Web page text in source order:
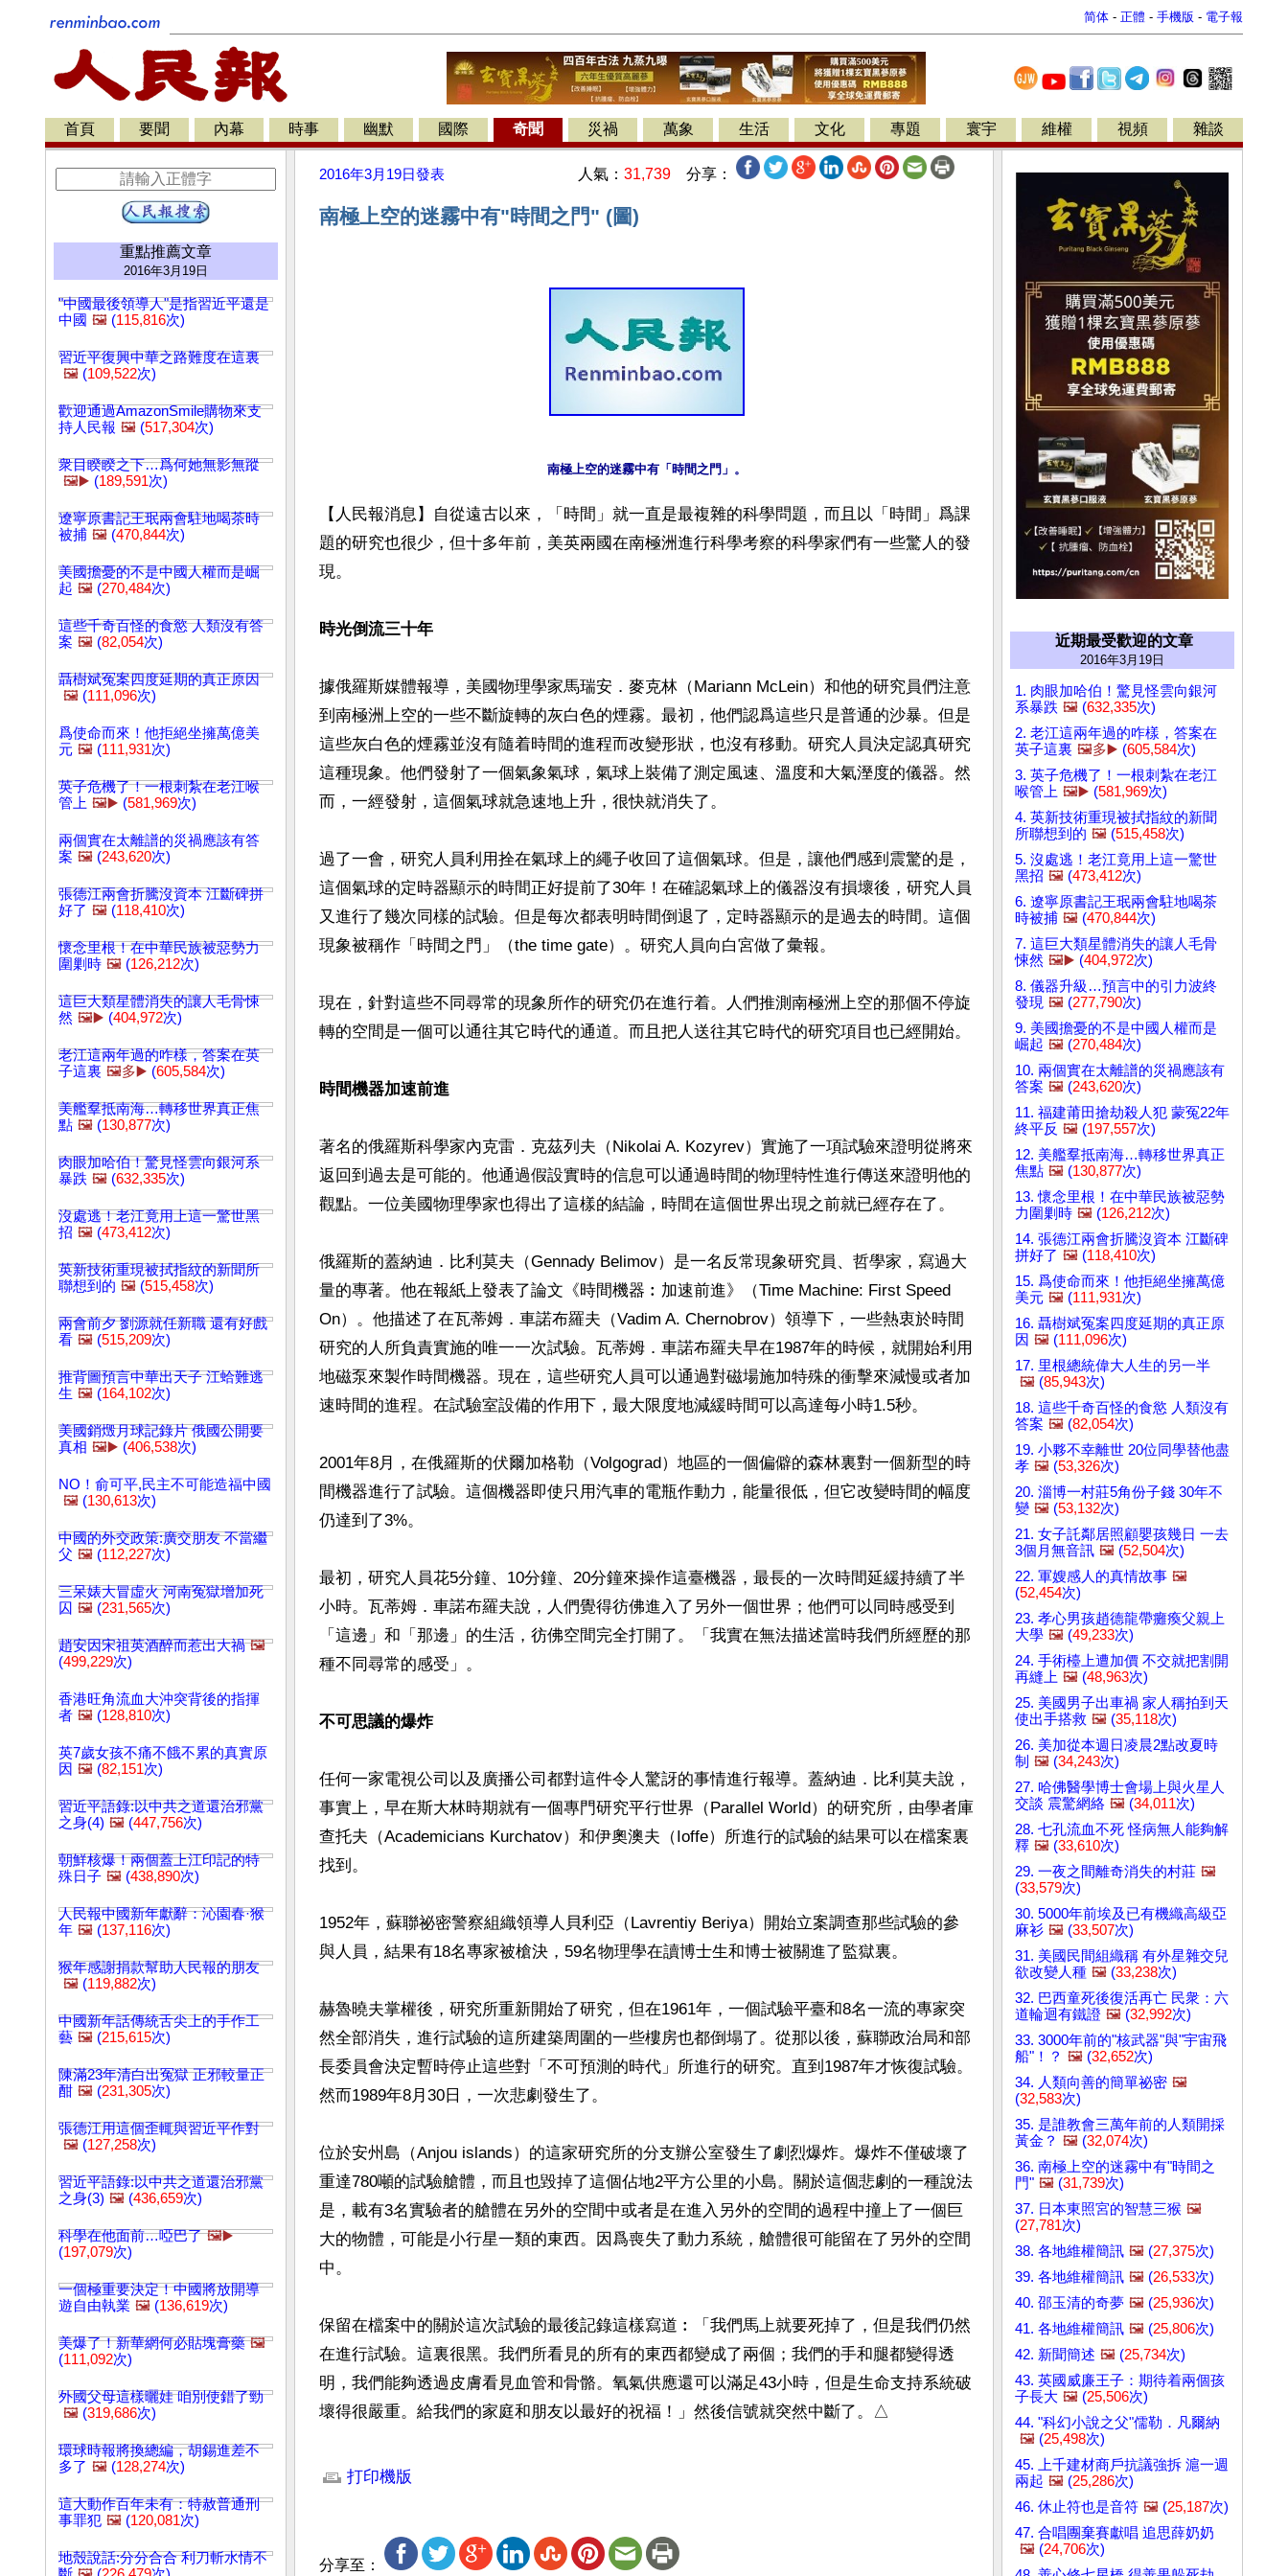
简体 - 正體 - 手機版 - 電子報
首頁 要聞 內幕 時事 幽默 國際 奇聞 災禍 萬象 生活 文化 專題 寰宇 維權 視頻 雜談
重點推薦文章
2016年3月19日
"中國最後領導人"是指習近平還是
中國 🖼️ (115,816次)
習近平復興中華之路難度在這裏
🖼️ (109,522次)
歡迎通過AmazonSmile購物來支
持人民報 🖼️ (517,304次)
衆目睽睽之下…爲何她無影無蹤
🖼️▶️ (189,591次)
遼寧原書記王珉兩會駐地喝茶時
被捕 🖼️ (470,844次)
美國擔憂的不是中國人權而是崛
起 🖼️ (270,484次)
這些千奇百怪的食慾 人類沒有答
案 🖼️ (82,054次)
聶樹斌冤案四度延期的真正原因
🖼️ (111,096次)
爲使命而來！他拒絕坐擁萬億美
元 🖼️ (111,931次)
英子危機了！一根刺紮在老江喉
管上 🖼️▶️ (581,969次)
兩個實在太離譜的災禍應該有答
案 🖼️ (243,620次)
張德江兩會折騰沒資本 江斷碑拼
好了 🖼️ (118,410次)
懷念里根！在中華民族被惡勢力
圍剿時 🖼️ (126,212次)
這巨大類星體消失的讓人毛骨悚
然 🖼️▶️ (404,972次)
老江這兩年過的咋樣，答案在英
子這裏 🖼️多▶️ (605,584次)
美艦羣抵南海…轉移世界真正焦
點 🖼️ (130,877次)
肉眼加哈伯！驚見怪雲向銀河系
暴跌 🖼️ (632,335次)
沒處逃！老江竟用上這一驚世黑
招 🖼️ (473,412次)
英新技術重現被拭指紋的新聞所
聯想到的 🖼️ (515,458次)
兩會前夕 劉源就任新職 還有好戲
看 🖼️ (515,209次)
推背圖預言中華出天子 江蛤難逃
生 🖼️ (164,102次)
美國銷燬月球記錄片 俄國公開要
真相 🖼️▶️ (406,538次)
NO！俞可平,民主不可能造福中國
🖼️ (130,613次)
中國的外交政策:廣交朋友 不當繼
父 🖼️ (112,227次)
三呆婊大冒虛火 河南冤獄增加死
囚 🖼️ (231,565次)
趙安因宋祖英酒醉而惹出大禍 🖼️
(499,229次)
香港旺角流血大沖突背後的指揮
者 🖼️ (128,810次)
英7歲女孩不痛不餓不累的真實原
因 🖼️ (82,151次)
習近平語錄:以中共之道還治邪黨
之身(4) 🖼️ (447,756次)
朝鮮核爆！兩個蓋上江印記的特
殊日子 🖼️ (438,890次)
人民報中國新年獻辭：沁園春·猴
年 🖼️ (137,116次)
猴年感謝捐款幫助人民報的朋友
🖼️ (119,882次)
中國新年話傳統舌尖上的手作工
藝 🖼️ (215,615次)
陳滿23年清白出冤獄 正邪較量正
酣 🖼️ (231,305次)
張德江用這個歪輒與習近平作對
🖼️ (127,258次)
習近平語錄:以中共之道還治邪黨
之身(3) 🖼️ (436,659次)
科學在他面前…啞巴了 🖼️▶️
(197,079次)
一個極重要決定！中國將放開導
遊自由執業 🖼️ (136,619次)
美爆了！新華網何必貼塊膏藥 🖼️
(111,092次)
外國父母這樣曬娃 咱別使錯了勁
🖼️ (319,686次)
環球時報將換總編，胡錫進差不
多了 🖼️ (128,274次)
這大動作百年未有：特赦普通刑
事罪犯 🖼️ (120,081次)
地殼說話:分分合合 利刀斬水情不
2016年3月19日發表 人氣： 31,739 分享：
南極上空的迷霧中有"時間之門" (圖)
【人民報消息】自從遠古以來，「時間」就一直是最複雜的科學問題，而且以「時間」爲課
題的研究也很少，但十多年前，美英兩國在南極洲進行科學考察的科學家們有一些驚人的發
現。
時光倒流三十年
據俄羅斯媒體報導，美國物理學家馬瑞安．麥克林（Mariann McLein）和他的研究員們注意
到南極洲上空的一些不斷旋轉的灰白色的煙霧。最初，他們認爲這些只是普通的沙暴。但是
這些灰白色的煙霧並沒有隨着時間的進程而改變形狀，也沒有移動。研究人員決定認真研究
這種現象。他們發射了一個氣象氣球，氣球上裝備了測定風速、溫度和大氣溼度的儀器。然
而，一經發射，這個氣球就急速地上升，很快就消失了。
過了一會，研究人員利用拴在氣球上的繩子收回了這個氣球。但是，讓他們感到震驚的是，
這個氣球的定時器顯示的時間正好提前了30年！在確認氣球上的儀器沒有損壞後，研究人員
又進行了幾次同樣的試驗。但是每次都表明時間倒退了，定時器顯示的是過去的時間。這個
現象被稱作「時間之門」（the time gate）。研究人員向白宮做了彙報。
現在，針對這些不同尋常的現象所作的研究仍在進行着。人們推測南極洲上空的那個不停旋
轉的空間是一個可以通往其它時代的通道。而且把人送往其它時代的研究項目也已經開始。
時間機器加速前進
著名的俄羅斯科學家內克雷．克茲列夫（Nikolai A. Kozyrev）實施了一項試驗來證明從將來
返回到過去是可能的。他通過假設實時的信息可以通過時間的物理特性進行傳送來證明他的
觀點。一位美國物理學家也得出了這樣的結論，時間在這個世界出現之前就已經存在了。
俄羅斯的蓋納迪．比利莫夫（Gennady Belimov）是一名反常現象研究員、哲學家，寫過大
量的專著。他在報紙上發表了論文《時間機器︰加速前進》（Time Machine: First Speed
On）。他描述了在瓦蒂姆．車諾布羅夫（Vadim A. Chernobrov）領導下，一些熱衷於時間
研究的人所負責實施的唯一一次試驗。瓦蒂姆．車諾布羅夫早在1987年的時候，就開始利用
地磁泵來製作時間機器。現在，這些研究人員可以通過對磁場施加特殊的衝擊來減慢或者加
速時間的進程。在試驗室設備的作用下，最大限度地減緩時間可以高達每小時1.5秒。
2001年8月，在俄羅斯的伏爾加格勒（Volgograd）地區的一個偏僻的森林裏對一個新型的時
間機器進行了試驗。這個機器即使只用汽車的電瓶作動力，能量很低，但它改變時間的幅度
仍達到了3%。
最初，研究人員花5分鐘、10分鐘、20分鐘來操作這臺機器，最長的一次時間延緩持續了半
小時。瓦蒂姆．車諾布羅夫說，人們覺得彷佛進入了另外一個世界；他們可以同時感受到
「這邊」和「那邊」的生活，彷佛空間完全打開了。「我實在無法描述當時我們所經歷的那
種不同尋常的感受」。
不可思議的爆炸
任何一家電視公司以及廣播公司都對這件令人驚訝的事情進行報導。蓋納迪．比利莫夫說，
事實上，早在斯大林時期就有一個專門研究平行世界（Parallel World）的研究所，由學者庫
查托夫（Academicians Kurchatov）和伊奧澳夫（Ioffe）所進行的試驗的結果可以在檔案裏
找到。
1952年，蘇聯祕密警察組織領導人貝利亞（Lavrentiy Beriya）開始立案調查那些試驗的參
與人員，結果有18名專家被槍決，59名物理學在讀博士生和博士被關進了監獄裏。
赫魯曉夫掌權後，研究所重新開始了研究，但在1961年，一個試驗平臺和8名一流的專家突
然全部消失，進行試驗的這所建築周圍的一些樓房也都倒塌了。從那以後，蘇聯政治局和部
長委員會決定暫時停止這些對「不可預測的時代」所進行的研究。直到1987年才恢復試驗。
然而1989年8月30日，一次悲劇發生了。
位於安州島（Anjou islands）的這家研究所的分支辦公室發生了劇烈爆炸。爆炸不僅破壞了
重達780噸的試驗艙體，而且也毀掉了這個佔地2平方公里的小島。關於這個悲劇的一種說法
是，載有3名實驗者的艙體在另外的空間中或者是在進入另外的空間的過程中撞上了一個巨
大的物體，可能是小行星一類的東西。因爲喪失了動力系統，艙體很可能留在了另外的空間
中。
保留在檔案中的關於這次試驗的最後記錄這樣寫道︰「我們馬上就要死掉了，但是我們仍然
在進行試驗。這裏很黑。我們所看見的所有的東西都變成了兩個；我們的手和腿都變得透
明，我們能夠透過皮膚看見血管和骨骼。氧氣供應還可以滿足43小時，但是生命支持系統破
壞得很嚴重。給我們的家庭和朋友以最好的祝福！」然後信號就突然中斷了。△
打印機版
分享至：
近期最受歡迎的文章
2016年3月19日
1. 肉眼加哈伯！驚見怪雲向銀河
系暴跌 🖼️ (632,335次)
2. 老江這兩年過的咋樣，答案在
英子這裏 🖼️多▶️ (605,584次)
3. 英子危機了！一根刺紮在老江
喉管上 🖼️▶️ (581,969次)
4. 英新技術重現被拭指紋的新聞
所聯想到的 🖼️ (515,458次)
5. 沒處逃！老江竟用上這一驚世
黑招 🖼️ (473,412次)
6. 遼寧原書記王珉兩會駐地喝茶
時被捕 🖼️ (470,844次)
7. 這巨大類星體消失的讓人毛骨
悚然 🖼️▶️ (404,972次)
8. 儀器升級…預言中的引力波終
發現 🖼️ (277,790次)
9. 美國擔憂的不是中國人權而是
崛起 🖼️ (270,484次)
10. 兩個實在太離譜的災禍應該有
答案 🖼️ (243,620次)
11. 福建莆田搶劫殺人犯 蒙冤22年
終平反 🖼️ (197,557次)
12. 美艦羣抵南海…轉移世界真正
焦點 🖼️ (130,877次)
13. 懷念里根！在中華民族被惡勢
力圍剿時 🖼️ (126,212次)
14. 張德江兩會折騰沒資本 江斷碑
拼好了 🖼️ (118,410次)
15. 爲使命而來！他拒絕坐擁萬億
美元 🖼️ (111,931次)
16. 聶樹斌冤案四度延期的真正原
因 🖼️ (111,096次)
17. 里根總統偉大人生的另一半
🖼️ (85,943次)
18. 這些千奇百怪的食慾 人類沒有
答案 🖼️ (82,054次)
19. 小夥不幸離世 20位同學替他盡
孝 🖼️ (53,326次)
20. 淄博一村莊5角份子錢 30年不
變 🖼️ (53,132次)
21. 女子託鄰居照顧嬰孩幾日 一去
3個月無音訊 🖼️ (52,504次)
22. 軍嫂感人的真情故事 🖼️
(52,454次)
23. 孝心男孩趙德龍帶癱瘓父親上
大學 🖼️ (49,233次)
24. 手術檯上遭加價 不交就把割開
再縫上 🖼️ (48,963次)
25. 美國男子出車禍 家人稱拍到天
使出手搭救 🖼️ (35,118次)
26. 美加從本週日凌晨2點改夏時
制 🖼️ (34,243次)
27. 哈佛醫學博士會場上與火星人
交談 震驚網絡 🖼️ (34,011次)
28. 七孔流血不死 怪病無人能夠解
釋 🖼️ (33,610次)
29. 一夜之間離奇消失的村莊 🖼️
(33,579次)
30. 5000年前埃及已有機織高級亞
麻衫 🖼️ (33,507次)
31. 美國民間組織稱 有外星雜交兒
欲改變人種 🖼️ (33,238次)
32. 巴西童死後復活再亡 民衆：六
道輪迴有鐵證 🖼️ (32,992次)
33. 3000年前的"核武器"與"宇宙飛
船"！？ 🖼️ (32,652次)
34. 人類向善的簡單祕密 🖼️
(32,583次)
35. 是誰教會三萬年前的人類開採
黃金？ 🖼️ (32,074次)
36. 南極上空的迷霧中有"時間之
門" 🖼️ (31,739次)
37. 日本東照宮的智慧三猴 🖼️
(27,781次)
38. 各地維權簡訊 🖼️ (27,375次)
39. 各地維權簡訊 🖼️ (26,533次)
40. 邵玉清的奇夢 🖼️ (25,936次)
41. 各地維權簡訊 🖼️ (25,806次)
42. 新聞簡述 🖼️ (25,734次)
43. 英國威廉王子：期待着兩個孩
子長大 🖼️ (25,506次)
44. "科幻小說之父"儒勒．凡爾納
🖼️ (25,498次)
45. 上千建材商戶抗議強拆 滬一週
兩起 🖼️ (25,286次)
46. 休止符也是音符 🖼️ (25,187次)
47. 合唱團棄賽獻唱 追思薛奶奶
🖼️ (24,706次)